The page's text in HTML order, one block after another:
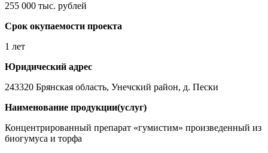
255 000 тыс. рублей
Срок окупаемости проекта
1 лет
Юридический адрес
243320 Брянская область, Унечский район, д. Пески
Наименование продукции(услуг)
Концентрированный препарат «гумистим» произведенный из
биогумуса и торфа